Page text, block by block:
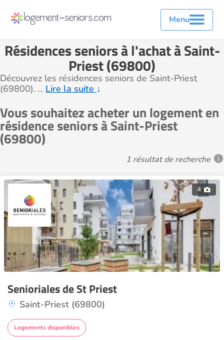
Menu
Résidences seniors à l'achat à Saint-
Priest (69800)
Découvrez les résidences seniors de Saint-Priest
(69800). … Lire la suite ↓
Vous souhaitez acheter un logement en
résidence seniors à Saint-Priest
(69800)
1 résultat de recherche
4
Senioriales de St Priest
Saint-Priest (69800)
Logements disponibles